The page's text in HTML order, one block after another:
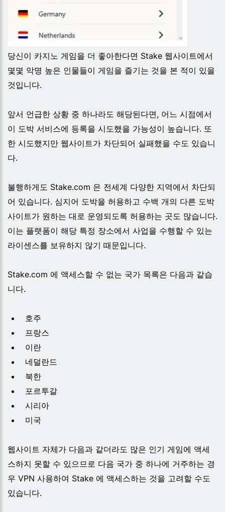
당신이 카지노 게임을 더 좋아한다면 Stake 웹사이트에서
몇몇 악명 높은 인물들이 게임을 즐기는 것을 본 적이 있을
것입니다.
앞서 언급한 상황 중 하나라도 해당된다면, 어느 시점에서
이 도박 서비스에 등록을 시도했을 가능성이 높습니다. 또
한 시도했지만 웹사이트가 차단되어 실패했을 수도 있습니
다.
불행하게도 Stake.com 은 전세계 다양한 지역에서 차단되
어 있습니다. 심지어 도박을 허용하고 수백 개의 다른 도박
사이트가 원하는 대로 운영되도록 허용하는 곳도 많습니다.
이는 플랫폼이 해당 특정 장소에서 사업을 수행할 수 있는
라이센스를 보유하지 않기 때문입니다.
Stake.com 에 액세스할 수 없는 국가 목록은 다음과 같습
니다.
호주
프랑스
이란
네덜란드
북한
포르투갈
시리아
미국
웹사이트 자체가 다음과 같더라도 많은 인기 게임에 액세
스하지 못할 수 있으므로 다음 국가 중 하나에 거주하는 경
우 VPN 사용하여 Stake 에 액세스하는 것을 고려할 수도
있습니다.